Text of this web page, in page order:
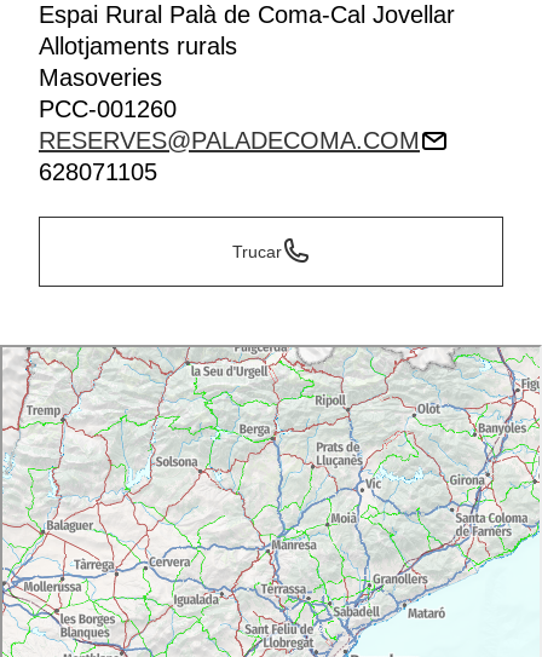
Espai Rural Palà de Coma-Cal Jovellar
Allotjaments rurals
Masoveries
PCC-001260
RESERVES@PALADECOMA.COM
628071105
Trucar